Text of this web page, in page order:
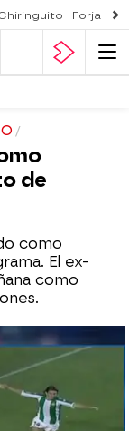
Forjado
de
como
El ex-
como